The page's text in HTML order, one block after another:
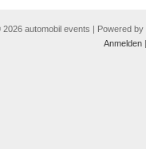
2026 automobil events | Powered by
Anmelden|